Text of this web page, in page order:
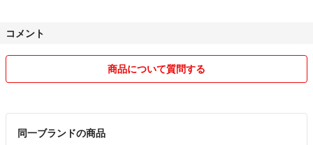
★ペットや喫煙者はいません。
★お客様都合による返品は対応致しかねます。
気になる部分についてはご購入前にコメントにてご質問をお願いしま
コメント
商品について質問する
同一ブランドの商品